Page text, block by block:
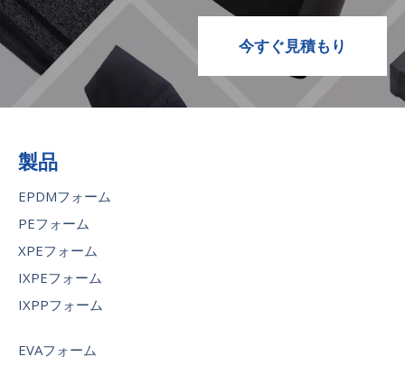
今すぐ見積もり
製品
EPDMフォーム
PEフォーム
XPEフォーム
IXPEフォーム
IXPPフォーム
EVAフォーム